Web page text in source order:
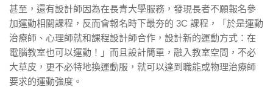
甚至，還有設計師因為在長青大學服務，發現長者不願報名參
加運動相關課程，反而會報名時下最夯的 3C 課程，「於是運動
治療師、心理師就和課程設計師合作，設計新的運動方式：在
電腦教室也可以運動！」而且設計簡單，融入教室空間，不必
大草皮，更不必特地換運動服，就可以達到職能或物理治療師
要求的運動強度。